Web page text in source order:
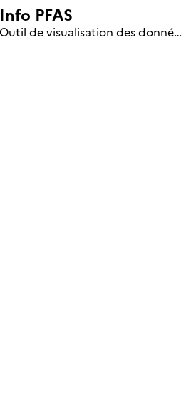
Info PFAS
Outil de visualisation des données nationales de surveillance des substances PFAS (mise à jour le 1er jour de chaque mois)